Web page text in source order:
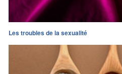
Les troubles de la sexualité